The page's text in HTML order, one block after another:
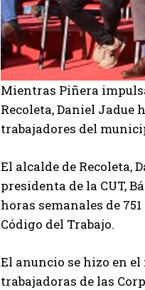
Mientras Piñera
Recoleta, Daniel
trabajadores del
El alcalde de Recoleta,
presidenta de la CUT,
horas semanales de
Código del Trabajo.
El anuncio se hizo en
trabajadoras de las